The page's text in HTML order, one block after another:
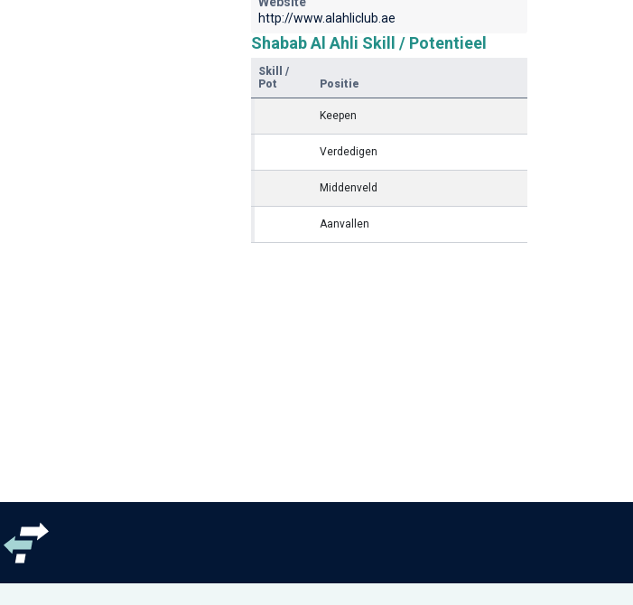
http://www.alahliclub.ae
Shabab Al Ahli Skill / Potentieel
Skill /
Pot
Positie
Keepen
Verdedigen
Middenveld
Aanvallen